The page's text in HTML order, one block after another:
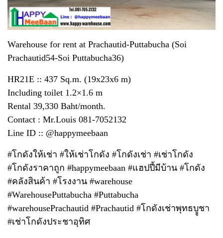
Warehouse for rent at Prachautid-Puttabucha (Soi
Prachautid54-Soi Puttabucha36)
HR21E :: 437 Sq.m. (19x23x6 m)
Including toilet 1.2×1.6 m
Rental 39,330 Baht/month.
Contact : Mr.Louis 081-7052132
Line ID :: @happymeebaan
#โกดังให้เช่า #ให้เช่าโกดัง #โกดังเช่า #เช่าโกดัง
#โกดังราคาถูก #happymeebaan #แฮปปี้มีบ้าน #โกดัง
#คลังสินค้า #โรงงาน #warehouse
#WarehousePuttabucha #Puttabucha
#warehousePrachautid #Prachautid #โกดังเช่าพุทธบููชา
#เช่าโกดังประชาอุทิศ